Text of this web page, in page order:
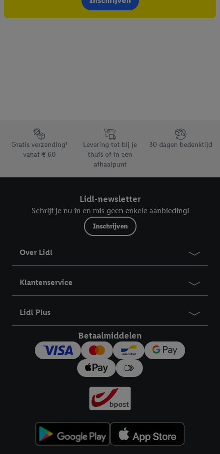
Footerelement met de verschillende USPs van Lidl.be
Gratis verzending¹
vanaf € 60
Levering tot bij je
thuis of in een
afhaalpunt
30 dagen bedenktijd
Lidl-newsletter
Schrijf je nu in en mis geen enkele aanbieding!
Inschrijven
Over Lidl
Klantenservice
Lidl Plus
Betaalmiddelen